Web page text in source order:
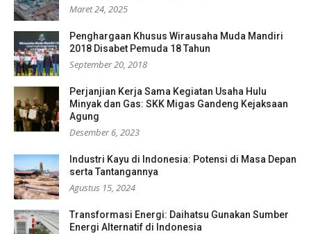
Maret 24, 2025
Penghargaan Khusus Wirausaha Muda Mandiri
2018 Disabet Pemuda 18 Tahun
September 20, 2018
Perjanjian Kerja Sama Kegiatan Usaha Hulu
Minyak dan Gas: SKK Migas Gandeng Kejaksaan
Agung
Desember 6, 2023
Industri Kayu di Indonesia: Potensi di Masa Depan
serta Tantangannya
Agustus 15, 2024
Transformasi Energi: Daihatsu Gunakan Sumber
Energi Alternatif di Indonesia